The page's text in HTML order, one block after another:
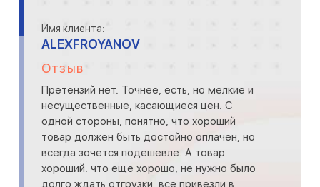
Имя клиента:
ALEXFROYANOV
Отзыв
Претензий нет. Точнее, есть, но мелкие и
несущественные, касающиеся цен. С
одной стороны, понятно, что хороший
товар должен быть достойно оплачен, но
всегда зочется подешевле. А товар
хороший. что еще хорошо, не нужно было
долго ждать отгрузки, все привезли в